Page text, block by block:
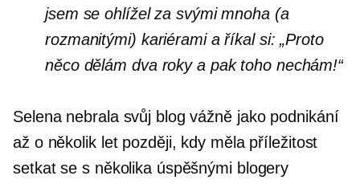
jsem se ohlížel za svými mnoha (a
rozmanitými) kariérami a říkal si: „Proto
něco dělám dva roky a pak toho nechám!“
Selena nebrala svůj blog vážně jako podnikání
až o několik let později, kdy měla příležitost
setkat se s několika úspěšnými blogery